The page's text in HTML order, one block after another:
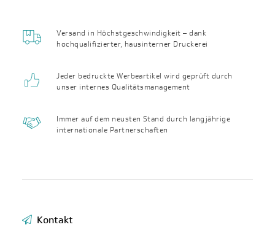
Versand in Höchst­geschwin­digkeit – dank
hochqualifizierter, haus­interner Druckerei
Jeder bedruckte Werbeartikel wird geprüft durch
unser internes Qualitäts­management
Immer auf dem neusten Stand durch langjährige
internationale Partnerschaften
Kontakt